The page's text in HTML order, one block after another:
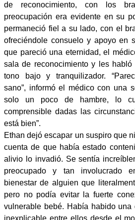
de reconocimiento, con los
preocupación era evidente en su
permaneció fiel a su lado, con el
ofreciéndole consuelo y apoyo en
que pareció una eternidad, el
sala de reconocimiento y les
tono bajo y tranquilizador.
sano”, informó el médico con una
solo un poco de hambre, lo
comprensible dadas las
está bien”.
Ethan dejó escapar un suspiro que
cuenta de que había estado
alivio lo invadió. Se sentía
preocupado y tan involucrado
bienestar de alguien que
pero no podía evitar la fuerte
vulnerable bebé. Había habido una
inexplicable entre ellos desde el